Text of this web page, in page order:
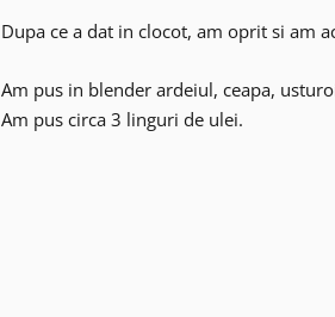
Dupa ce a dat in clocot, am oprit si am
Am pus in blender ardeiul, ceapa,
Am pus circa 3 linguri de ulei.